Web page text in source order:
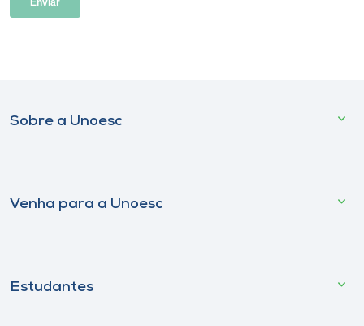
Sobre a Unoesc
Venha para a Unoesc
Estudantes